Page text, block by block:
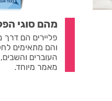
מהם סוגי
פליירים הם דרך
והם מתאימים
העוברים
מאמר מיוחד.